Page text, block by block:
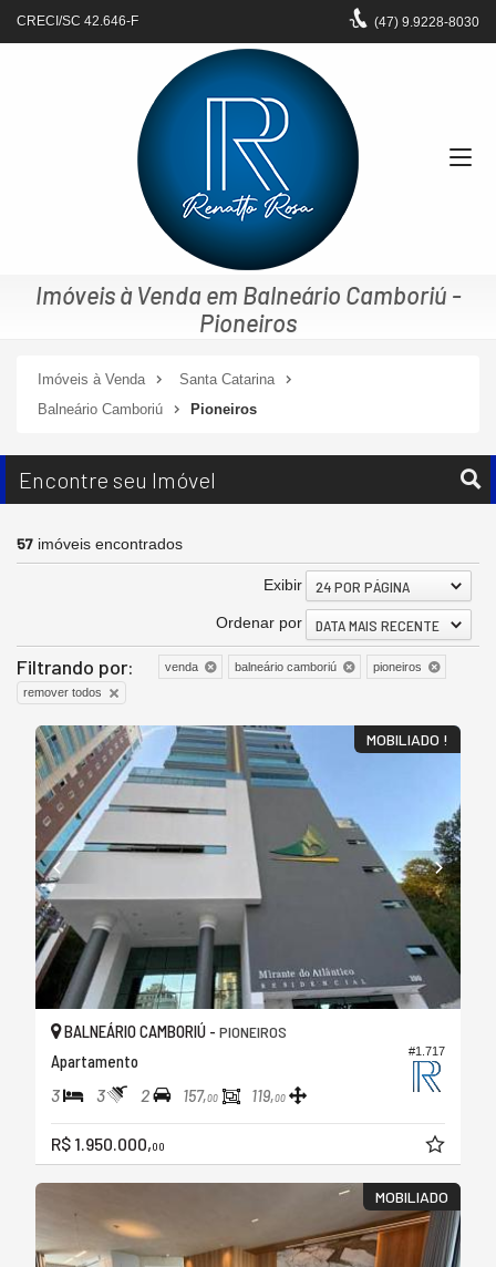
CRECI/SC 42.646-F (47) 9.9228-8030
Imóveis à Venda em Balneário Camboriú -
Pioneiros
Imóveis à Venda
Santa Catarina
Balneário Camboriú
Pioneiros
Encontre seu Imóvel
57 imóveis encontrados
Exibir 24 POR PÁGINA
Ordenar por DATA MAIS RECENTE
Filtrando por: venda balneário camboriú
pioneiros
remover todos
MOBILIADO !
#1.717
BALNEÁRIO CAMBORIÚ - PIONEIROS
Apartamento
3 3 2 157,00 119,00
R$ 1.950.000,00
MOBILIADO